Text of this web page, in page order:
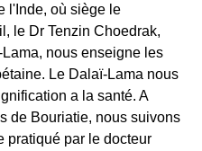
l'Inde, où siège le
le Dr Tenzin Choedrak,
nous enseigne les
Le Dalaï-Lama nous
a la santé. A
de Bouriatie, nous suivons
pratiqué par le docteur